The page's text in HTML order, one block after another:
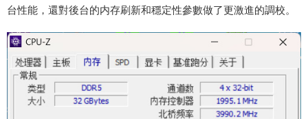
台性能，還對後台的内存刷新和穩定性參數做了更激進的調校。